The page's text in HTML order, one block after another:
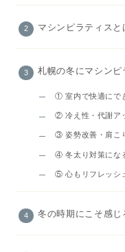
マシンピラティス
札幌の冬にマシンピ
① 室内で快適にで
② 冷え性・代謝ア
③ 姿勢改善・肩こ
④ 冬太り対策にな
⑤ 心もリフレッシ
冬の時期にこそ感